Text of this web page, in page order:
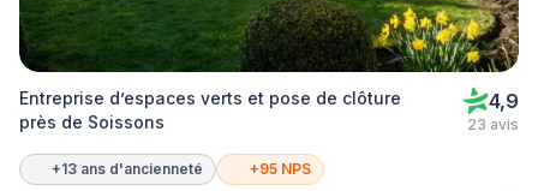
Entreprise d’espaces verts et pose de clôture
près de Soissons
4,9
23 avis
+13 ans d'ancienneté +95 NPS